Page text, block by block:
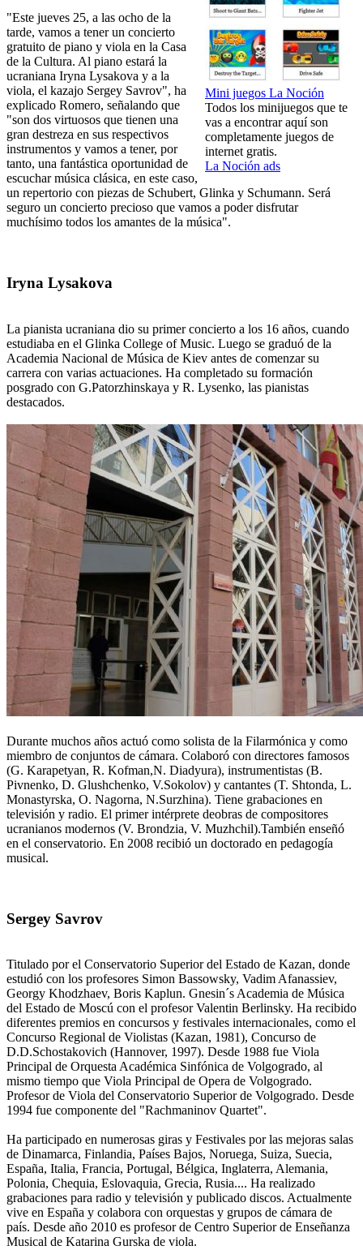
Mini juegos La Noción
Todos los minijuegos que te
vas a encontrar aquí son
completamente juegos de
internet gratis.
La Noción ads
"Este jueves 25, a las ocho de la
tarde, vamos a tener un concierto
gratuito de piano y viola en la Casa
de la Cultura. Al piano estará la
ucraniana Iryna Lysakova y a la
viola, el kazajo Sergey Savrov", ha
explicado Romero, señalando que
"son dos virtuosos que tienen una
gran destreza en sus respectivos
instrumentos y vamos a tener, por
tanto, una fantástica oportunidad de
escuchar música clásica, en este caso,
un repertorio con piezas de Schubert, Glinka y Schumann. Será
seguro un concierto precioso que vamos a poder disfrutar
muchísimo todos los amantes de la música".
Iryna Lysakova
La pianista ucraniana dio su primer concierto a los 16 años, cuando
estudiaba en el Glinka College of Music. Luego se graduó de la
Academia Nacional de Música de Kiev antes de comenzar su
carrera con varias actuaciones. Ha completado su formación
posgrado con G.Patorzhinskaya y R. Lysenko, las pianistas
destacados.
Durante muchos años actuó como solista de la Filarmónica y como
miembro de conjuntos de cámara. Colaboró con directores famosos
(G. Karapetyan, R. Kofman,N. Diadyura), instrumentistas (B.
Pivnenko, D. Glushchenko, V.Sokolov) y cantantes (T. Shtonda, L.
Monastyrska, O. Nagorna, N.Surzhina). Tiene grabaciones en
televisión y radio. El primer intérprete deobras de compositores
ucranianos modernos (V. Brondzia, V. Muzhchil).También enseñó
en el conservatorio. En 2008 recibió un doctorado en pedagogía
musical.
Sergey Savrov
Titulado por el Conservatorio Superior del Estado de Kazan, donde
estudió con los profesores Simon Bassowsky, Vadim Afanassiev,
Georgy Khodzhaev, Boris Kaplun. Gnesin´s Academia de Música
del Estado de Moscú con el profesor Valentin Berlinsky. Ha recibido
diferentes premios en concursos y festivales internacionales, como el
Concurso Regional de Violistas (Kazan, 1981), Concurso de
D.D.Schostakovich (Hannover, 1997). Desde 1988 fue Viola
Principal de Orquesta Académica Sinfónica de Volgogrado, al
mismo tiempo que Viola Principal de Opera de Volgogrado.
Profesor de Viola del Conservatorio Superior de Volgogrado. Desde
1994 fue componente del "Rachmaninov Quartet".
Ha participado en numerosas giras y Festivales por las mejoras salas
de Dinamarca, Finlandia, Países Bajos, Noruega, Suiza, Suecia,
España, Italia, Francia, Portugal, Bélgica, Inglaterra, Alemania,
Polonia, Chequia, Eslovaquia, Grecia, Rusia.... Ha realizado
grabaciones para radio y televisión y publicado discos. Actualmente
vive en España y colabora con orquestas y grupos de cámara de
país. Desde año 2010 es profesor de Centro Superior de Enseñanza
Musical de Katarina Gurska de viola.